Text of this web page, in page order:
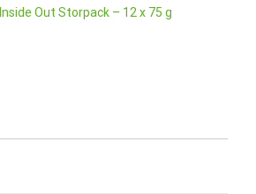
Out Storpack – 12 x 75 g